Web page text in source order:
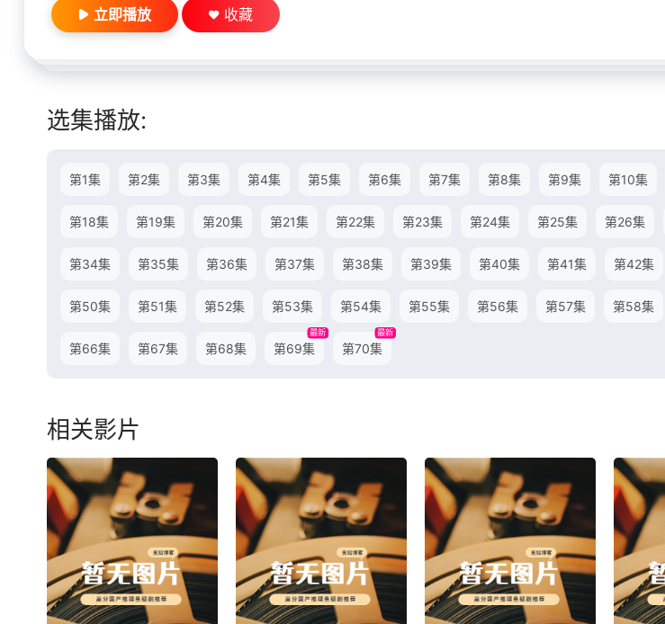
立即播放 收藏
选集播放:
第1集 第2集 第3集 第4集 第5集 第6集 第7集 第8集 第9集 第10集
第18集 第19集 第20集 第21集 第22集 第23集 第24集 第25集 第26集
第34集 第35集 第36集 第37集 第38集 第39集 第40集 第41集 第42集
第50集 第51集 第52集 第53集 第54集 第55集 第56集 第57集 第58集
第66集 第67集 第68集 第69集
最新
第70集
最新
相关影片